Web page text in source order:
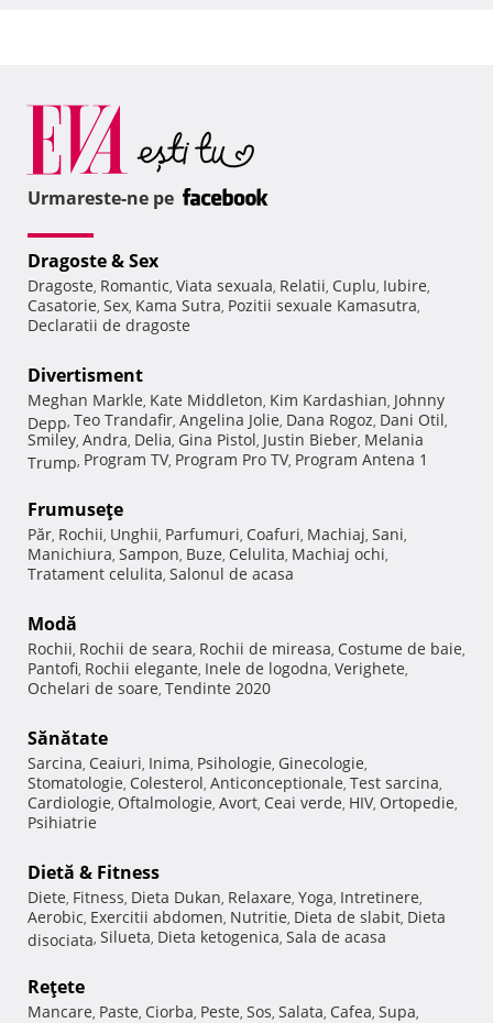
Urmareste-ne pe
Dragoste & Sex
Dragoste, Romantic, Viata sexuala, Relatii, Cuplu, Iubire,
Casatorie, Sex, Kama Sutra, Pozitii sexuale Kamasutra,
Declaratii de dragoste
Divertisment
Meghan Markle, Kate Middleton, Kim Kardashian, Johnny
Depp, Teo Trandafir, Angelina Jolie, Dana Rogoz, Dani Otil,
Smiley, Andra, Delia, Gina Pistol, Justin Bieber, Melania
Trump, Program TV, Program Pro TV, Program Antena 1
Frumuseţe
Păr, Rochii, Unghii, Parfumuri, Coafuri, Machiaj, Sani,
Manichiura, Sampon, Buze, Celulita, Machiaj ochi,
Tratament celulita, Salonul de acasa
Modă
Rochii, Rochii de seara, Rochii de mireasa, Costume de baie,
Pantofi, Rochii elegante, Inele de logodna, Verighete,
Ochelari de soare, Tendinte 2020
Sănătate
Sarcina, Ceaiuri, Inima, Psihologie, Ginecologie,
Stomatologie, Colesterol, Anticonceptionale, Test sarcina,
Cardiologie, Oftalmologie, Avort, Ceai verde, HIV, Ortopedie,
Psihiatrie
Dietă & Fitness
Diete, Fitness, Dieta Dukan, Relaxare, Yoga, Intretinere,
Aerobic, Exercitii abdomen, Nutritie, Dieta de slabit, Dieta
disociata, Silueta, Dieta ketogenica, Sala de acasa
Reţete
Mancare, Paste, Ciorba, Peste, Sos, Salata, Cafea, Supa,